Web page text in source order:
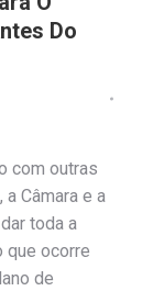
Do
com outras
Câmara e a
toda a
que ocorre
de